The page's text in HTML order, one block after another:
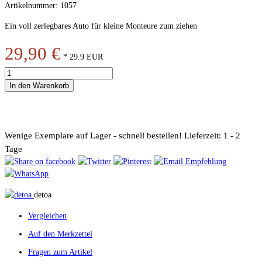
Artikelnummer: 1057
Ein voll zerlegbares Auto für kleine Monteure zum ziehen
29,90 € * 29.9 EUR
In den Warenkorb
Wenige Exemplare auf Lager - schnell bestellen! Lieferzeit: 1 - 2
Tage
detoa
Vergleichen
Auf den Merkzettel
Fragen zum Artikel